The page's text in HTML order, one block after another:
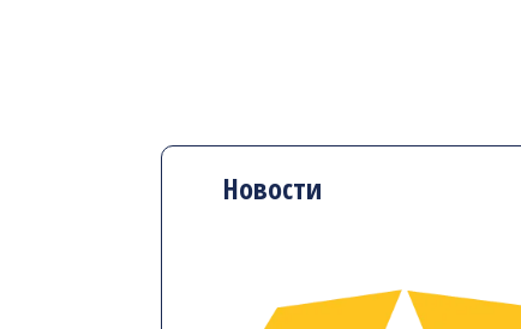
Новости